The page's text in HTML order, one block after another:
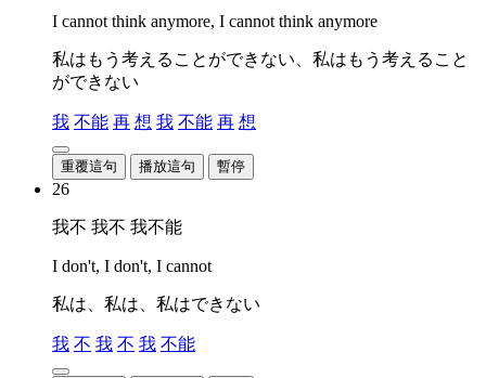
I cannot think anymore, I cannot think anymore
私はもう考えることができない、私はもう考えること
ができない
我 不能 再 想 我 不能 再 想
重覆這句 播放這句 暫停
26
我不 我不 我不能
I don't, I don't, I cannot
私は、私は、私はできない
我 不 我 不 我 不能